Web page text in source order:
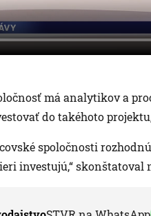
má analytikov a
do takéhoto
spoločnosti
investujú,“ skonštatoval